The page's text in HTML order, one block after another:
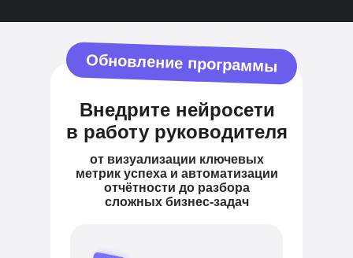
Обновление программы
от визуализации ключевых
метрик успеха и автоматизации
отчётности до разбора
сложных бизнес-задач
Внедрите нейросети
в работу руководителя